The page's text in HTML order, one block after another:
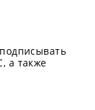
а также